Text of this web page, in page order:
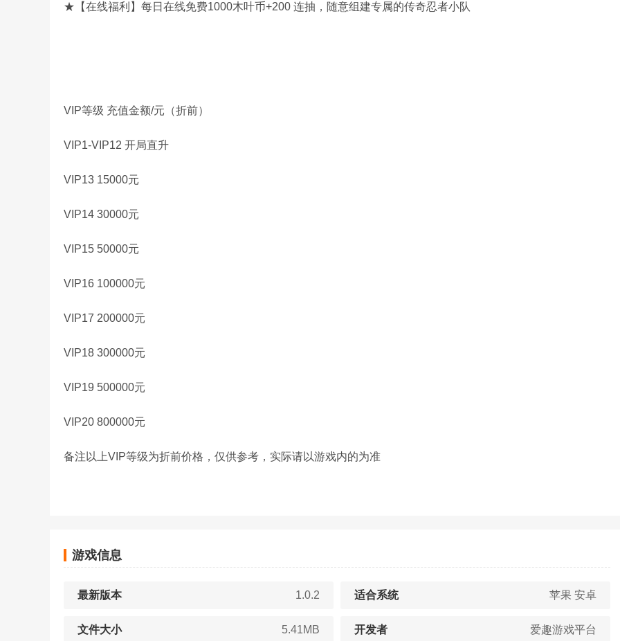
★【在线福利】每日在线免费1000木叶币+200 连抽，随意组建专属的传奇忍者小队
VIP等级 充值金额/元（折前）
VIP1-VIP12 开局直升
VIP13 15000元
VIP14 30000元
VIP15 50000元
VIP16 100000元
VIP17 200000元
VIP18 300000元
VIP19 500000元
VIP20 800000元
备注 以上VIP等级为折前价格，仅供参考，实际请以游戏内的为准
游戏信息
最新版本 1.0.2 适合系统 苹果 安卓
文件大小 5.41MB 开发者 爱趣游戏平台